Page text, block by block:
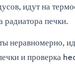
идут на
печки.
неравномерно,
и проверка